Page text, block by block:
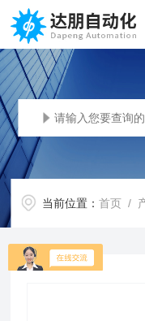
当前位置：首页 /